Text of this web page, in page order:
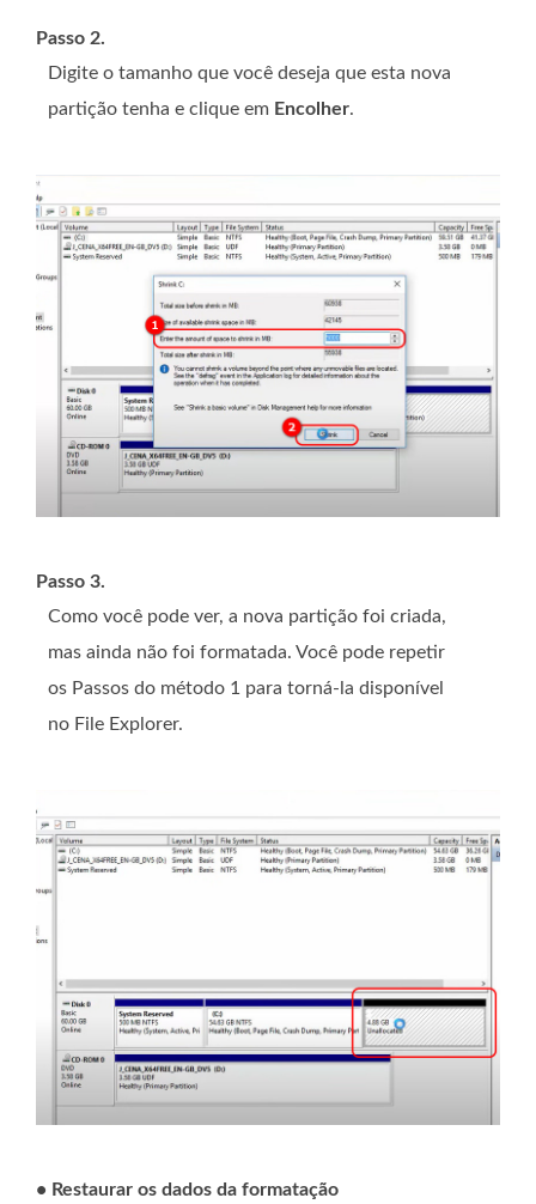
Passo 2.
Digite o tamanho que você deseja que esta nova
partição tenha e clique em Encolher.
Passo 3.
Como você pode ver, a nova partição foi criada,
mas ainda não foi formatada. Você pode repetir
os Passos do método 1 para torná-la disponível
no File Explorer.
• Restaurar os dados da formatação